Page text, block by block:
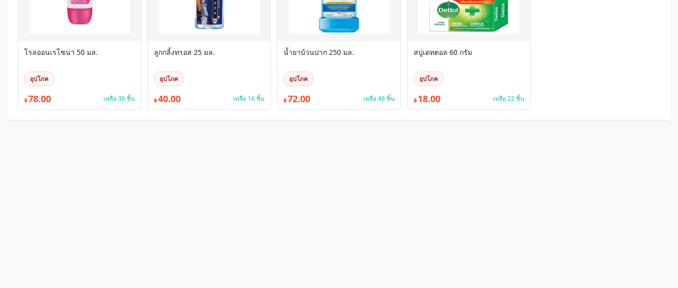
โรลออนเรโซน่า 50 มล.
อุปโภค
฿78.00 เหลือ 36 ชิ้น
ลูกกลิ้งทรอส 25 มล.
อุปโภค
฿40.00 เหลือ 16 ชิ้น
น้ำยาบ้วนปาก 250 มล.
อุปโภค
฿72.00 เหลือ 46 ชิ้น
สบู่เดทตอล 60 กรัม
อุปโภค
฿ 18.00 เหลือ 22 ชิ้น